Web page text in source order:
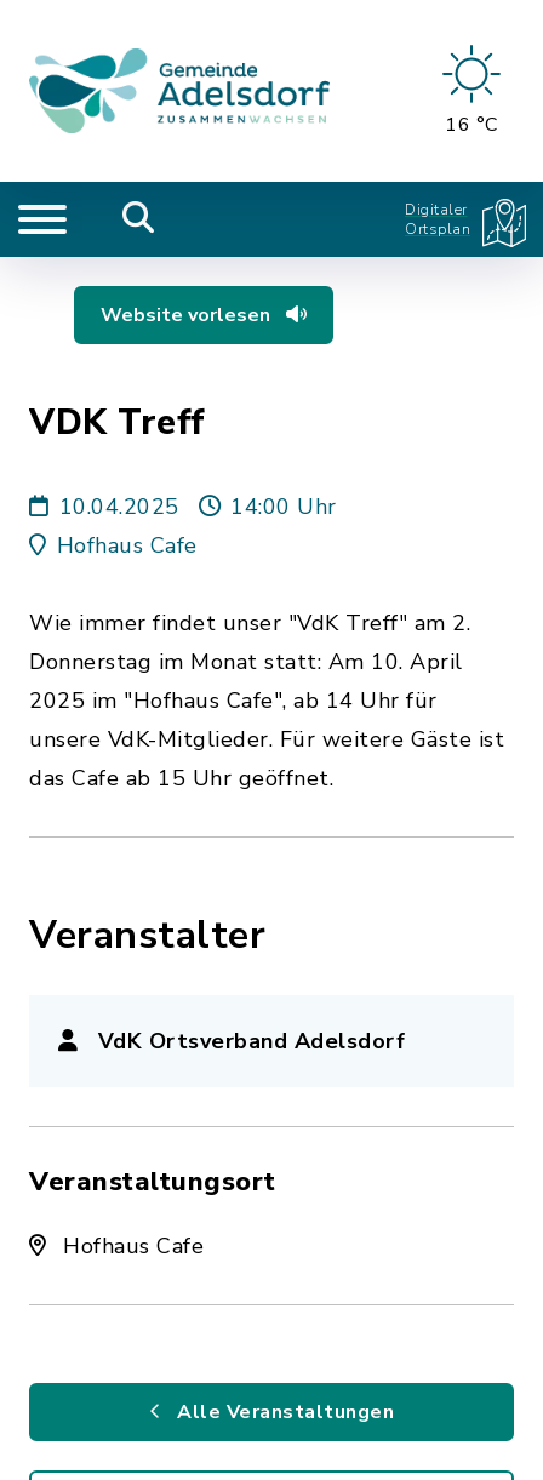
16 °C
Digitaler
Ortsplan
Website vorlesen
VDK Treff
10.04.2025
14:00 Uhr
Hofhaus Cafe
Wie immer findet unser "VdK Treff" am 2.
Donnerstag im Monat statt: Am 10. April
2025 im "Hofhaus Cafe", ab 14 Uhr für
unsere VdK-Mitglieder. Für weitere Gäste ist
das Cafe ab 15 Uhr geöffnet.
Veranstalter
VdK Ortsverband Adelsdorf
Veranstaltungsort
Hofhaus Cafe
Alle Veranstaltungen